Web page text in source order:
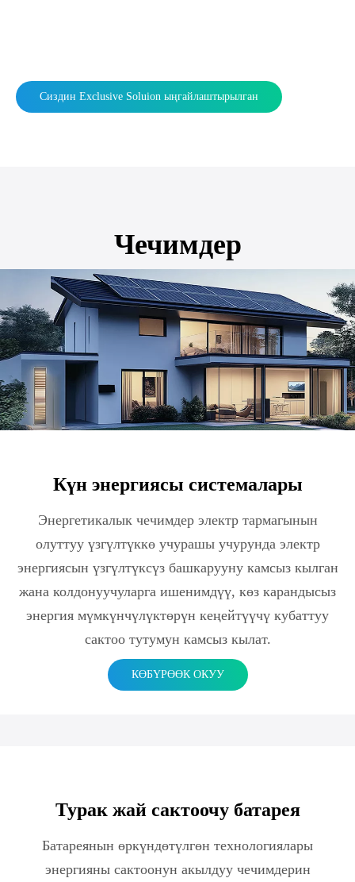
Сиздин Exclusive Soluion ыңгайлаштырылган
Чечимдер
Күн энергиясы системалары
Энергетикалык чечимдер электр тармагынын
олуттуу үзгүлтүккө учурашы учурунда электр
энергиясын үзгүлтүксүз башкарууну камсыз кылган
жана колдонуучуларга ишенимдүү, көз карандысыз
энергия мүмкүнчүлүктөрүн кеңейтүүчү кубаттуу
сактоо тутумун камсыз кылат.
КӨБҮРӨӨК ОКУУ
Турак жай сактоочу батарея
Батареянын өркүндөтүлгөн технологиялары
энергияны сактоонун акылдуу чечимдерин